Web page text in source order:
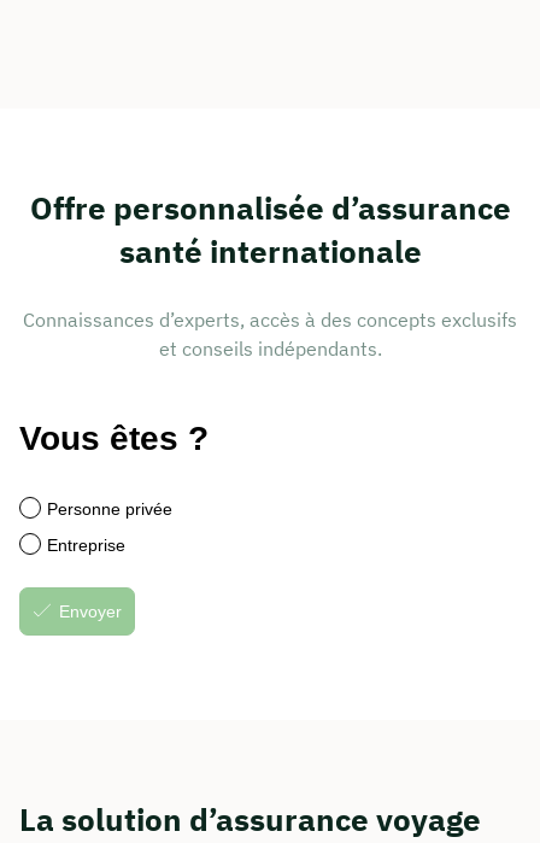
Offre personnalisée d’assurance
santé internationale
Connaissances d’experts, accès à des concepts exclusifs
et conseils indépendants.
La solution d’assurance voyage